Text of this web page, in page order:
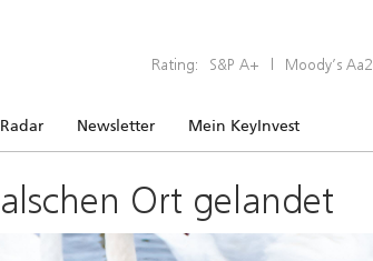
Rating: S&P A+ | Moody’s Aa2
Newsletter Mein KeyInvest
Ort gelandet